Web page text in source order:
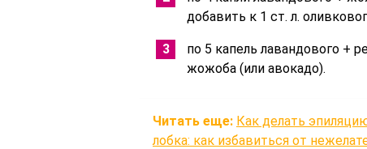
добавить к 1 ст. л.
по 5 капель лавандового +
жожоба (или авокадо).
Читать еще: Как делать
лобка: как избавиться от